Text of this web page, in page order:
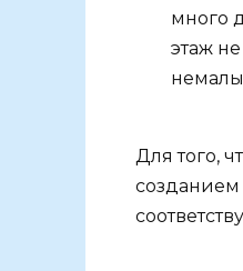
много
этаж
Для того,
созданием